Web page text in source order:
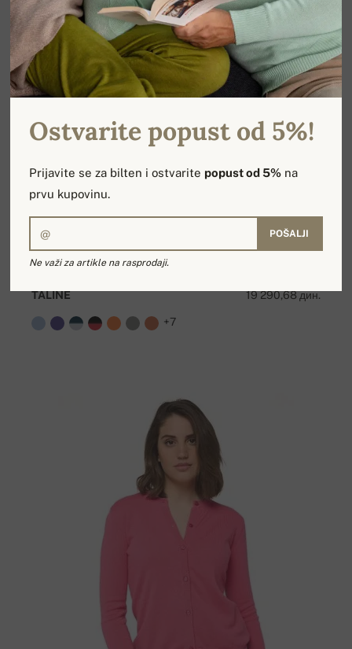
19 290,68 дин.
TALINE
+7
Ostvarite popust od 5%!
Prijavite se za bilten i ostvarite popust od 5% na
prvu kupovinu.
POŠALJI
Ne važi za artikle na rasprodaji.